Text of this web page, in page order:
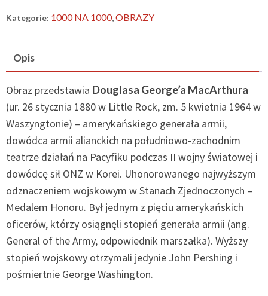
Kategorie: 1000 NA 1000,OBRAZY
Opis
Obraz przedstawia Douglasa George’a MacArthura
(ur. 26 stycznia 1880 w Little Rock, zm. 5 kwietnia 1964 w
Waszyngtonie) – amerykańskiego generała armii,
dowódca armii alianckich na południowo-zachodnim
teatrze działań na Pacyfiku podczas II wojny światowej i
dowódcę sił ONZ w Korei. Uhonorowanego najwyższym
odznaczeniem wojskowym w Stanach Zjednoczonych –
Medalem Honoru. Był jednym z pięciu amerykańskich
oficerów, którzy osiągnęli stopień generała armii (ang.
General of the Army, odpowiednik marszałka). Wyższy
stopień wojskowy otrzymali jedynie John Pershing i
pośmiertnie George Washington.